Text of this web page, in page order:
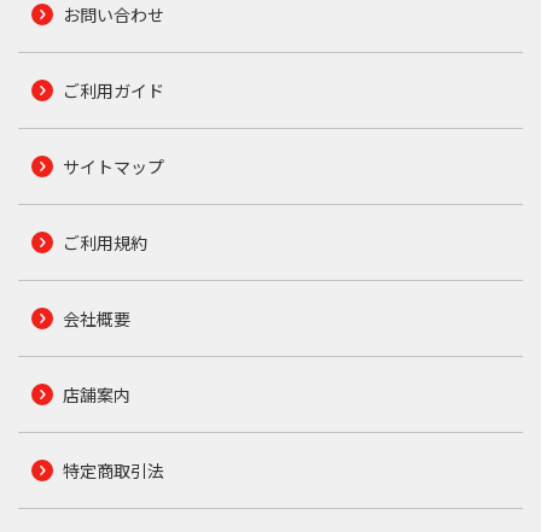
お問い合わせ
ご利用ガイド
サイトマップ
ご利用規約
会社概要
店舗案内
特定商取引法